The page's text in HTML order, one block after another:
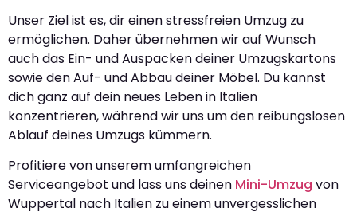
Unser Ziel ist es, dir einen stressfreien Umzug zu
ermöglichen. Daher übernehmen wir auf Wunsch
auch das Ein- und Auspacken deiner Umzugskartons
sowie den Auf- und Abbau deiner Möbel. Du kannst
dich ganz auf dein neues Leben in Italien
konzentrieren, während wir uns um den reibungslosen
Ablauf deines Umzugs kümmern.
Profitiere von unserem umfangreichen
Serviceangebot und lass uns deinen Mini-Umzug von
Wuppertal nach Italien zu einem unvergesslichen